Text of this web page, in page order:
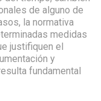
de alguno de
la normativa
medidas
justifiquen el
y
fundamental